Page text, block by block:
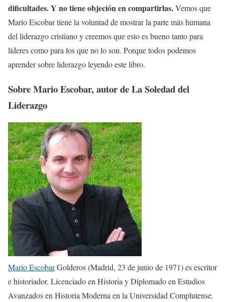
dificultades. Y no tiene objeción en compartirlas.Vemos que
Mario Escobar tiene la voluntad de mostrar la parte más humana
del liderazgo cristiano y creemos que esto es bueno tanto para
líderes como para los que no lo son. Porque todos podemos
aprender sobre liderazgo leyendo este libro.
Sobre Mario Escobar, autor de La Soledad del
Liderazgo
Mario EscobarGolderos (Madrid, 23 de junio de 1971) es escritor
e historiador. Licenciado en Historia y Diplomado en Estudios
Avanzados en Historia Moderna en la Universidad Complutense.